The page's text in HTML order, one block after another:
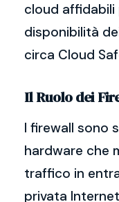
cloud affidabili
disponibilità
circa Cloud
Il Ruolo dei
I firewall sono
hardware che
traffico in
privata